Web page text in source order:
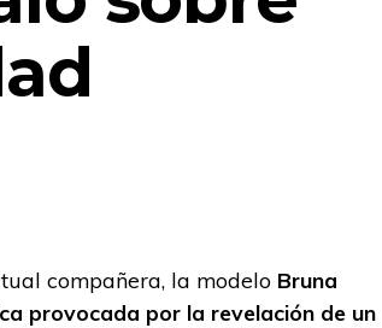
compañera, la modelo Bruna
provocada por la revelación de un